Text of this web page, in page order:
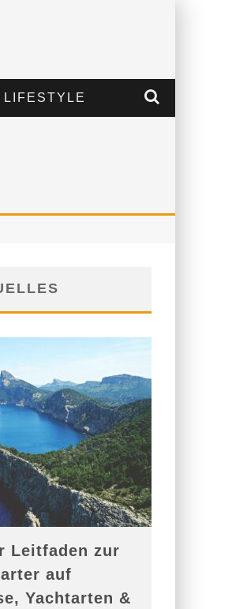
LIFESTYLE
Leitfaden zur
auf
Yachtarten &